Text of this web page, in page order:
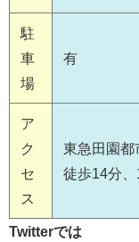
駐
車
場
有
ア
ク
セ
ス
東急田園
徒歩14分、
Twitterでは